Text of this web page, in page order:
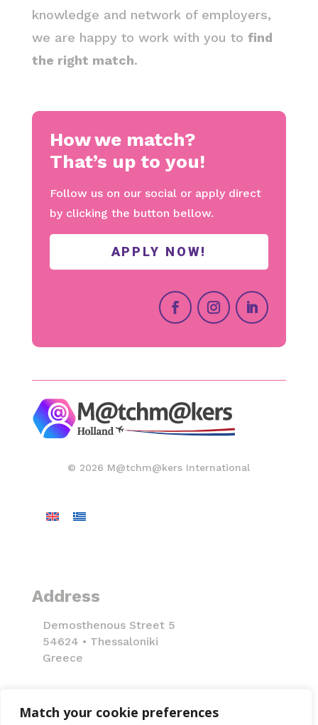
Match your cookie preferences
knowledge and network of employers,
we are happy to work with you to find
the right match.
How we match?
That’s up to you!
Follow us on our social or apply direct
by clicking the button bellow.
APPLY NOW!
© 2026 M@tchm@kers International
Address
Demosthenous Street 5
54624 • Thessaloniki
Greece